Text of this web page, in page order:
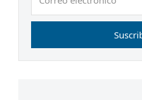
electrónico